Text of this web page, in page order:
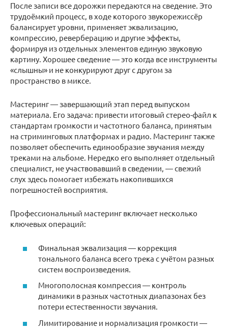
После записи все дорожки передаются на сведение. Это
трудоёмкий процесс, в ходе которого звукорежиссёр
балансирует уровни, применяет эквализацию,
компрессию, реверберацию и другие эффекты,
формируя из отдельных элементов единую звуковую
картину. Хорошее сведение — это когда все инструменты
«слышны» и не конкурируют друг с другом за
пространство в миксе.
Мастеринг — завершающий этап перед выпуском
материала. Его задача: привести итоговый стерео-файл к
стандартам громкости и частотного баланса, принятым
на стриминговых платформах и радио. Мастеринг также
позволяет обеспечить единообразие звучания между
треками на альбоме. Нередко его выполняет отдельный
специалист, не участвовавший в сведении, — свежий
слух здесь помогает избежать накопившихся
погрешностей восприятия.
Профессиональный мастеринг включает несколько
ключевых операций:
Финальная эквализация — коррекция
тонального баланса всего трека с учётом разных
систем воспроизведения.
Многополосная компрессия — контроль
динамики в разных частотных диапазонах без
потери естественности звучания.
Лимитирование и нормализация громкости —